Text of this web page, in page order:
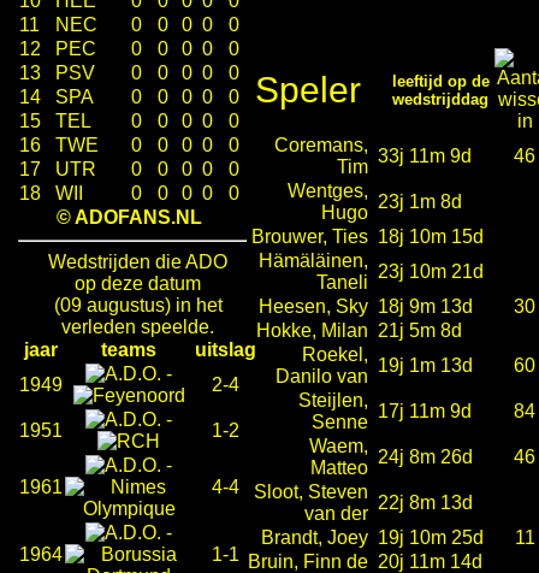
11
NEC 0 0 0 0
0
12
PEC 0 0 0 0
0
13
PSV 0 0 0 0
0
14
SPA 0 0 0 0
0
15
TEL 0 0 0 0
0
16
TWE 0 0 0 0
0
17
UTR 0 0 0 0
0
18
WII 0 0 0 0
0
© ADOFANS.NL
Wedstrijden die ADO
op deze datum
(09 augustus) in het
verleden speelde.
jaar
teams
uitslag
1949
-
2-4
1951
-
1-2
1961
-
4-4
1964
-
1-1
Speler
leeftijd op de
wedstrijddag
Coremans,
Tim
33j 11m 9d
46
Wentges,
Hugo
23j 1m 8d
Brouwer, Ties 18j 10m 15d
Hämäläinen,
Taneli
23j 10m 21d
Heesen, Sky 18j 9m 13d
30
Hokke, Milan 21j 5m 8d
Roekel,
Danilo van
19j 1m 13d
60
Steijlen,
Senne
17j 11m 9d
84
Waem,
Matteo
24j 8m 26d
46
Sloot, Steven
van der
22j 8m 13d
Brandt, Joey 19j 10m 25d
11
Bruin, Finn de 20j 11m 14d